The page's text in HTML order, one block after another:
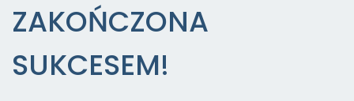
ZAKOŃCZONA
SUKCESEM!